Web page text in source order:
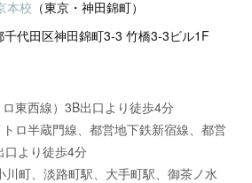
本校 （東京・神田錦町）
代田区神田錦町3-3 竹橋3-3ビル1F
ロ東西線）3B出口より徒歩4分
トロ半蔵門線、都営地下鉄新宿線、都営
口より徒歩4分
川町、淡路町駅、大手町駅、御茶ノ水